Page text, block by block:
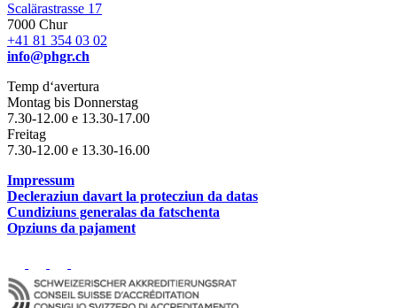
Scalärastrasse 17
7000 Chur
+41 81 354 03 02
info@phgr.ch
Temp d‘avertura
Montag bis Donnerstag
7.30-12.00 e 13.30-17.00
Freitag
7.30-12.00 e 13.30-16.00
Impressum
Decleraziun davart la protecziun da datas
Cundiziuns generalas da fatschenta
Opziuns da pajament